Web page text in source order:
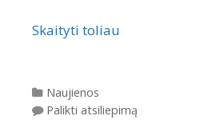
Skaityti toliau
Kategorijos
Naujienos
Palikti atsiliepimą